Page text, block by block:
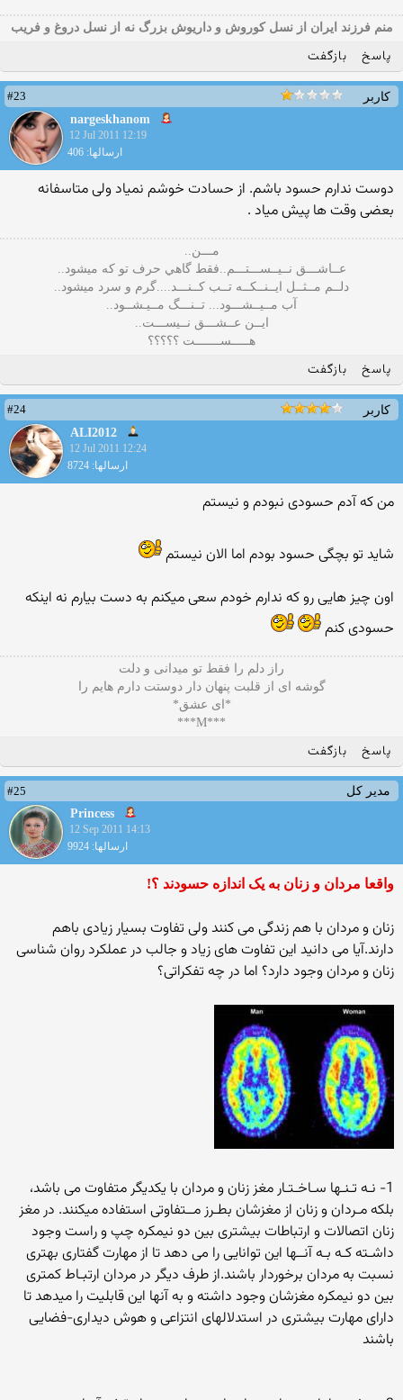
منم فرزند ایران از نسل کوروش و داریوش بزرگ نه از نسل دروغ و فریب
پاسخ بازگفت
کاربر
#23
nargeskhanom
12 Jul 2011 12:19
ارسالها: 406
دوست ندارم حسود باشم. از حسادت خوشم نمیاد ولی متاسفانه
بعضی وقت ها پیش میاد .
مـــن..
عــاشـــق نــيــســـتـــم..فقط گاهي حرف تو كه ميشود..
دلــم مــثــل ايــنــكــه تــب كــنـــد....گرم و سرد ميشود..
آب مــيــشـــود... تــنـــگ مــيـشــود..
ايــن عــشـــق نــيســـت..
هـــــســـــــت ؟؟؟؟؟
پاسخ بازگفت
کاربر
#24
ALI2012
12 Jul 2011 12:24
ارسالها: 8724
من كه آدم حسودی نبودم و نیستم
شاید تو بچگی حسود بودم اما الان نیستم
اون چیز هایی رو كه ندارم خودم سعی میكنم به دست بیارم نه اینكه
حسودی كنم
راز دلم را فقط تو میدانی و دلت
گوشه ای از قلبت پنهان دار دوستت دارم هایم را
*ای عشق*
***M***
پاسخ بازگفت
مدیر کل
#25
Princess
12 Sep 2011 14:13
ارسالها: 9924
واقعا مردان و زنان به یک اندازه حسودند ؟!
زنان و مردان با هم زندگی می کنند ولی تفاوت بسیار زیادی باهم
دارند.آیا می دانید این تفاوت های زیاد و جالب در عملکرد روان شناسی
زنان و مردان وجود دارد؟ اما در چه تفکراتی؟
1- نـه تـنـها سـاخـتـار مغز زنان و مردان با یکدیگر متفاوت می باشد،
بلکه مـردان و زنان از مغزشان بطـرز مــتفاوتی استفاده میکنند. در مغز
زنان اتصالات و ارتباطات بیشتری بین دو نیمکره چپ و راست وجود
داشـته کـه بـه آنــها این توانایی را می دهد تا از مهارت گفتاری بهتری
نسبت به مردان برخوردار باشند.از طرف دیگر در مردان ارتبـاط کمتری
بین دو نیمکره مغزشان وجود داشته و به آنها این قابلیت را میدهد تا
دارای مهارت بیشتری در استدلالهای انتزاعی و هوش دیداری-فضایی
باشند